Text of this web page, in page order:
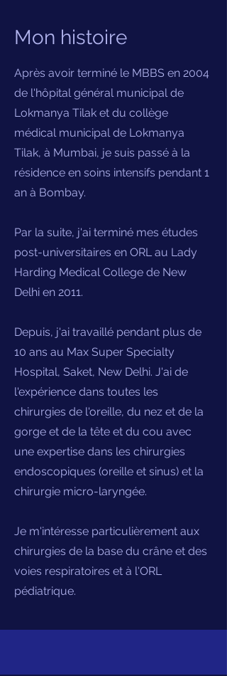
Mon histoire
Après avoir terminé le MBBS en 2004
de l'hôpital général municipal de
Lokmanya Tilak et du collège
médical municipal de Lokmanya
Tilak, à Mumbai, je suis passé à la
résidence en soins intensifs pendant 1
an à Bombay.
Par la suite, j'ai terminé mes études
post-universitaires en ORL au Lady
Harding Medical College de New
Delhi en 2011.
Depuis, j'ai travaillé pendant plus de
10 ans au Max Super Specialty
Hospital, Saket, New Delhi. J'ai de
l'expérience dans toutes les
chirurgies de l'oreille, du nez et de la
gorge et de la tête et du cou avec
une expertise dans les chirurgies
endoscopiques (oreille et sinus) et la
chirurgie micro-laryngée.
Je m'intéresse particulièrement aux
chirurgies de la base du crâne et des
voies respiratoires et à l'ORL
pédiatrique.